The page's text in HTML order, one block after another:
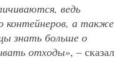
ведь
контейнеров, а также
знать больше о
отходы», – сказал